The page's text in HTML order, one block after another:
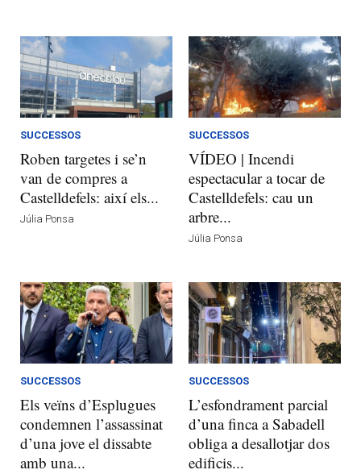
SUCCESSOS
Roben targetes i se’n
van de compres a
Castelldefels: així els...
Júlia Ponsa
SUCCESSOS
VÍDEO | Incendi
espectacular a tocar de
Castelldefels: cau un
arbre...
Júlia Ponsa
SUCCESSOS
Els veïns d’Esplugues
condemnen l’assassinat
d’una jove el dissabte
amb una...
SUCCESSOS
L’esfondrament parcial
d’una finca a Sabadell
obliga a desallotjar dos
edificis...